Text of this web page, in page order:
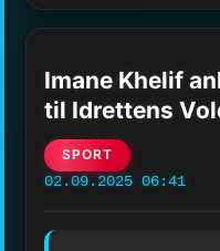
Imane Khelif
til Idrettens
SPORT
02.09.2025 06:41